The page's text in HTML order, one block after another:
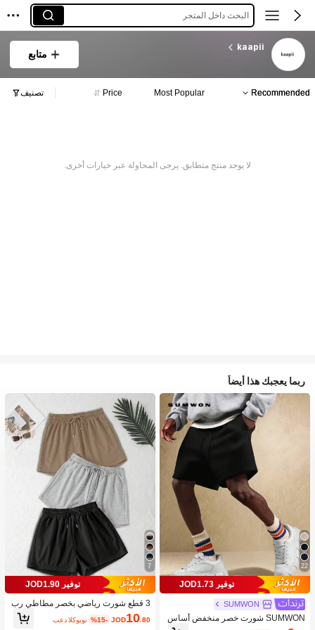
البحث داخل المتجر
kaapii
متابع
Recommended
Most Popular
Price تصنيف
لا يوجد منتج متطابق. يرجى المحاولة عبر خيارات أخرى.
ربما يعجبك هذا أيضاً
22
توفير JOD1.73
SUMWON
SUMWON شورت خصر منخفض أساس
ي فضفاض بارتياح، بيرمودا ملابس منزلي
7
توفير JOD1.90
3 قطع شورت رياضي بخصر مطاطي رب
طة فضفاض بلون واحد
JOD10.80
%15- بعد الكوبون